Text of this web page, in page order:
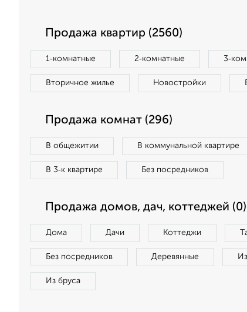
Продажа квартир (2560)
1‑комнатные 2‑комнатные
Вторичное жилье Новостройки
Продажа комнат (296)
В общежитии В коммунальной квартире
В 3‑к квартире Без посредников
Продажа домов, дач, коттеджей (0)
Дома Дачи Коттеджи
Без посредников Деревянные
Из бруса